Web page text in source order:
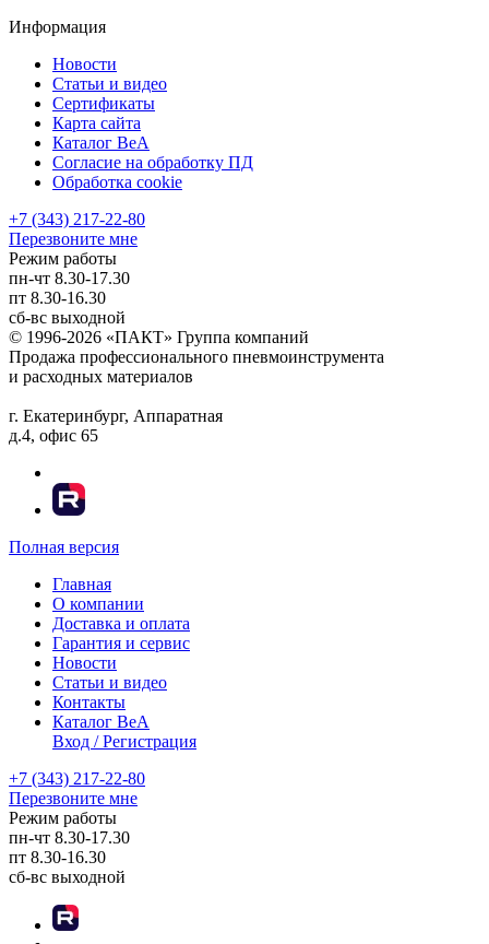
Информация
Новости
Статьи и видео
Сертификаты
Карта сайта
Каталог BeA
Согласие на обработку ПД
Обработка cookie
+7 (343) 217-22-80
Перезвоните мне
Режим работы
пн-чт 8.30-17.30
пт 8.30-16.30
сб-вс выходной
© 1996-2026 «ПАКТ» Группа компаний
Продажа профессионального пневмоинструмента
и расходных материалов
г. Екатеринбург, Аппаратная
д.4, офис 65
Полная версия
Главная
О компании
Доставка и оплата
Гарантия и сервис
Новости
Статьи и видео
Контакты
Каталог BeA
Вход / Регистрация
+7 (343) 217-22-80
Перезвоните мне
Режим работы
пн-чт 8.30-17.30
пт 8.30-16.30
сб-вс выходной